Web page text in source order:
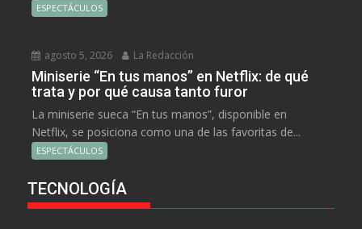
ESPECTÁCULOS
agosto 5, 2026 La Redacción
Miniserie “En tus manos” en Netflix: de qué
trata y por qué causa tanto furor
La miniserie sueca “En tus manos”, disponible en
Netflix, se posiciona como una de las favoritas de...
ESPECTÁCULOS
TECNOLOGÍA